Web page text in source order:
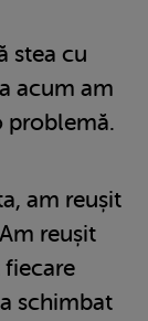
stea cu
acum am
problemă.
am reușit
reușit
fiecare
schimbat